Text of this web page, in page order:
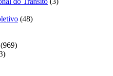
(48)
(969)